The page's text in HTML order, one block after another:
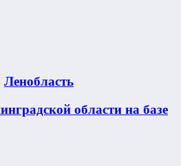
Ленобласть
области на базе